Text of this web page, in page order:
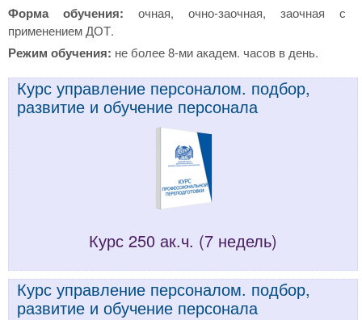
Форма обучения: очная, очно-заочная, заочная с
применением ДОТ.
Режим обучения: не более 8-ми академ. часов в день.
Курс управление персоналом. подбор,
развитие и обучение персонала
Курс 250 ак.ч. (7 недель)
Курс управление персоналом. подбор,
развитие и обучение персонала